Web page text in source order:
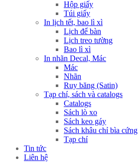
Hộp giấy
Túi giấy
In lịch tết, bao lì xì
Lịch để bàn
Lịch treo tường
Bao lì xì
In nhãn Decal, Mác
Mác
Nhãn
Ruy băng (Satin)
Tạp chí, sách và catalogs
Catalogs
Sách lò xo
Sách keo gáy
Sách khâu chỉ bìa cứng
Tạp chí
Tin tức
Liên hệ